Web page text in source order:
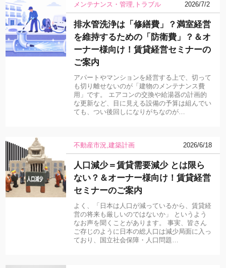
メンテナンス・管理 トラブル 2026/7/2
排水管洗浄は「修繕費」？満室経営
を維持するための「防衛費」？＆オ
ーナー様向け！賃貸経営セミナーの
ご案内
アパートやマンションを経営する上で、切って
も切り離せないのが「建物のメンテナンス費
用」です。 エアコンの交換や給湯器の計画的
な更新など、目に見える設備の予算は組んでい
ても、つい後回しになりがちなのが…
不動産市況 建築計画 2026/6/18
人口減少＝賃貸需要減少 とは限ら
ない？＆オーナー様向け！賃貸経営
セミナーのご案内
よく、「日本は人口が減っているから、賃貸経
営の将来も厳しいのではないか」 というよう
なお声を聞くことがあります。 事実、皆さん
ご存じのように日本の総人口は減少局面に入っ
ており、国立社会保障・人口問題…